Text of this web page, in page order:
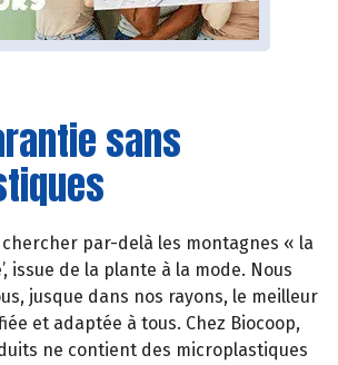
sans
chercher par-delà les montagnes « la
issue de la plante à la mode. Nous
jusque dans nos rayons, le meilleur
et adaptée à tous. Chez Biocoop,
ne contient des microplastiques